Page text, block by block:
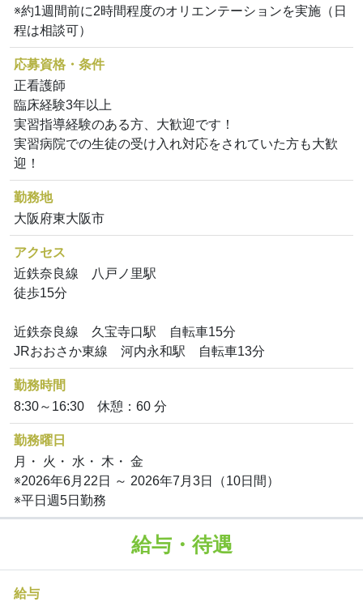
※約1週間前に2時間程度のオリエンテーションを実施（日
程は相談可）
応募資格・条件
正看護師
臨床経験3年以上
実習指導経験のある方、大歓迎です！
実習病院での生徒の受け入れ対応をされていた方も大歓
迎！
勤務地
大阪府東大阪市
アクセス
近鉄奈良線 八戸ノ里駅
徒歩15分
近鉄奈良線 久宝寺口駅 自転車15分
JRおおさか東線 河内永和駅 自転車13分
勤務時間
8:30～16:30 休憩：60 分
勤務曜日
月・ 火・ 水・ 木・ 金
※2026年6月22日 ～ 2026年7月3日（10日間）
※平日週5日勤務
給与・待遇
給与